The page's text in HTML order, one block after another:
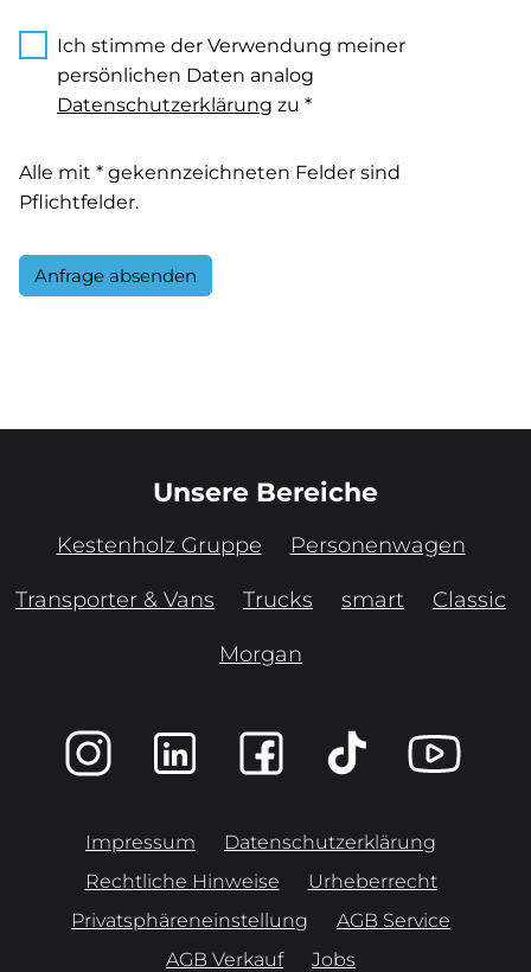
Ich stimme der Verwendung meiner
persönlichen Daten analog
Datenschutzerklärung zu *
Alle mit * gekennzeichneten Felder sind
Pflichtfelder.
Anfrage absenden
Unsere Bereiche
Kestenholz Gruppe Personenwagen
Transporter & Vans Trucks smart Classic
Morgan
Impressum
Datenschutzerklärung
Rechtliche Hinweise
Urheberrecht
Privatsphäreneinstellung
AGB Service
AGB Verkauf
Jobs